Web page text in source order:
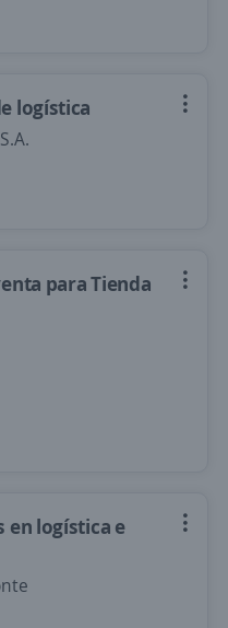
logística
para Tienda
en logística e